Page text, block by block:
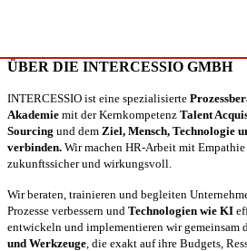
ÜBER DIE INTERCESSIO GMBH
INTERCESSIO ist eine spezialisierte
Akademie mit der Kernkompetenz Talent
Sourcing und dem Ziel, Mensch, Technologie
verbinden. Wir machen HR-Arbeit mit Empathie
zukunftssicher und wirkungsvoll.
Wir beraten, trainieren und begleiten
Prozesse verbessern und Technologien wie KI
entwickeln und implementieren wir gemeinsam
und Werkzeuge , die exakt auf ihre Budgets,